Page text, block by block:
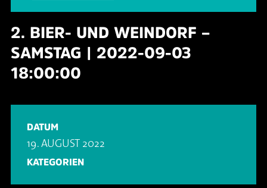
2. BIER- UND WEINDORF –
SAMSTAG | 2022-09-03
18:00:00
DATUM
19. AUGUST 2022
KATEGORIEN